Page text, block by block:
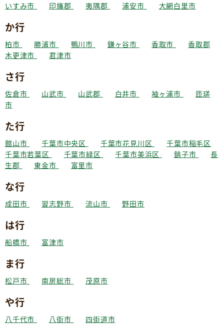
いすみ市
印旛郡 夷隅郡 浦安市 大網白里市
か行
柏市 勝浦市 鴨川市 鎌ヶ谷市 香取市
香取郡
木更津市
君津市
さ行
佐倉市 山武市 山武郡 白井市 袖ヶ浦市
匝瑳
市
た行
館山市 千葉市中央区 千葉市花見川区
千葉市稲毛区
千葉市若葉区
千葉市緑区 千葉市美浜区 銚子市
長
生郡
東金市 富里市
な行
成田市 習志野市 流山市 野田市
は行
船橋市 富津市
ま行
松戸市 南房総市 茂原市
や行
八千代市 八街市 四街道市